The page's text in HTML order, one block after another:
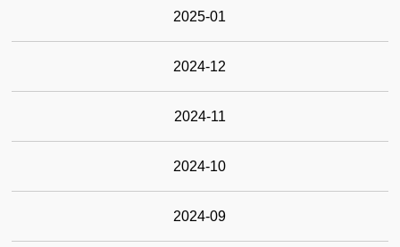
2025-01
2024-12
2024-11
2024-10
2024-09